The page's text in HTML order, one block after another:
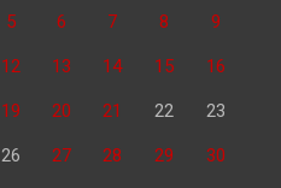
5 6 7 8 9
12 13 14 15 16
19 20 21 22 23
26 27 28 29 30